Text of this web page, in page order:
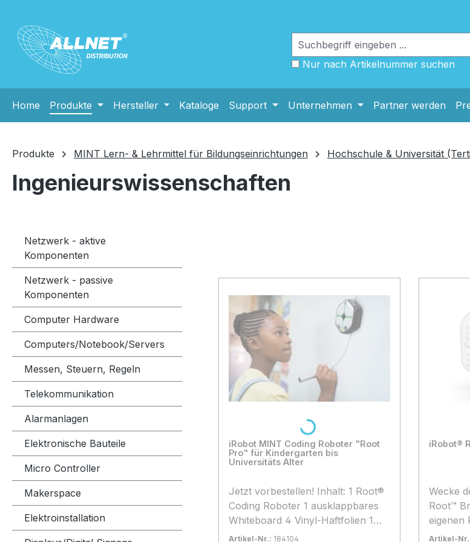
Nur nach Artikelnummer suchen
Home Produkte Hersteller Kataloge Support Unternehmen Partner werden
Produkte MINT Lern- & Lehrmittel für Bildungseinrichtungen Hochschule & Universität
Ingenieurswissenschaften
Netzwerk - aktive
Komponenten
Netzwerk - passive
Komponenten
Computer Hardware
Computers/Notebook/Servers
Messen, Steuern, Regeln
Telekommunikation
Alarmanlagen
Elektronische Bauteile
Micro Controller
Makerspace
Elektroinstallation
iRobot MINT Coding Roboter "Root
Pro" für Kindergarten bis
Universitäts Alter
Jetzt vorbestellen! Inhalt: 1 Root®
Coding Roboter 1 ausklappbares
Whiteboard 4 Vinyl-Haftfolien 1
USB-Ladekabel 2 abwischbare
Artikel-Nr.: 184104
Loading...
iRobot®
Wecke
Root™
eigenen
Bringe
Artikel-